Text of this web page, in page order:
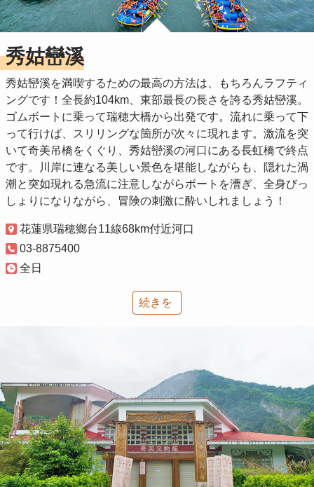
秀姑巒溪
秀姑巒溪を満喫するための最高の方法は、もちろんラフティ
ングです！全長約104km、東部最長の長さを誇る秀姑巒溪。
ゴムボートに乗って瑞穂大橋から出発です。流れに乗って下
って行けば、スリリングな箇所が次々に現れます。激流を突
いて奇美吊橋をくぐり、秀姑巒溪の河口にある長虹橋で終点
です。川岸に連なる美しい景色を堪能しながらも、隠れた渦
潮と突如現れる急流に注意しながらボートを漕ぎ、全身びっ
しょりになりながら、冒険の刺激に酔いしれましょう！
花蓮県瑞穂鄉台11線68km付近河口
03-8875400
全日
続きを